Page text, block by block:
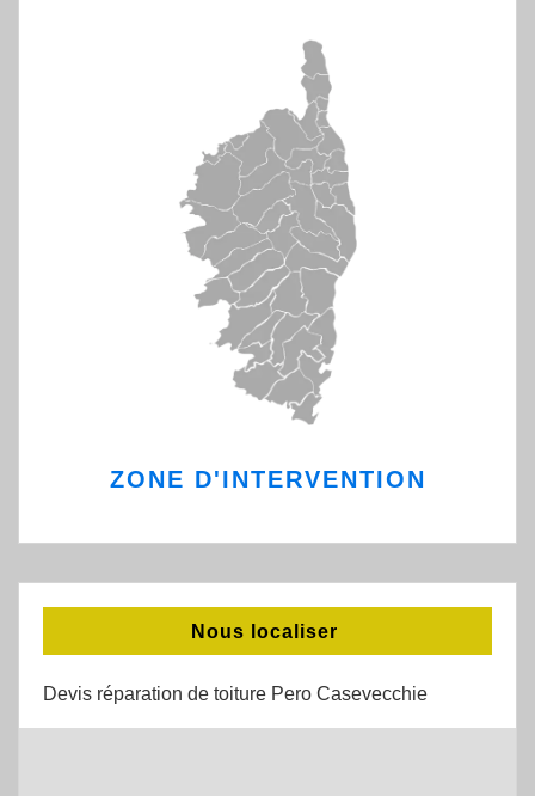
ZONE D'INTERVENTION
Nous localiser
Devis réparation de toiture Pero Casevecchie